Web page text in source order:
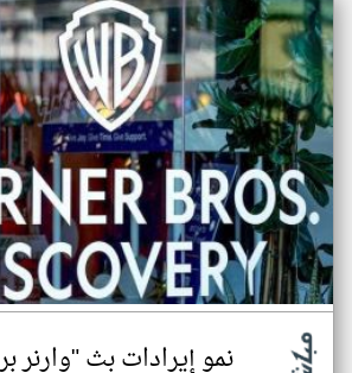
نمو إيرادات بث "وارنر